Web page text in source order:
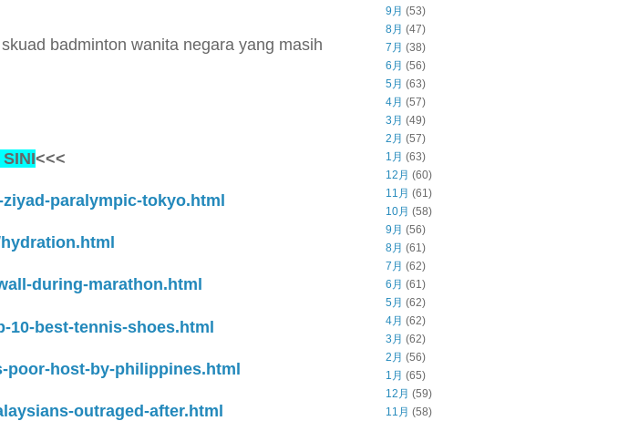
badminton wanita negara yang masih
<<<
paralympic-tokyo.html
during-marathon.html
10-best-tennis-shoes.html
poor-host-by-philippines.html
outraged-after.html
9月 (53)
8月 (47)
7月 (38)
6月 (56)
5月 (63)
4月 (57)
3月 (49)
2月 (57)
1月 (63)
12月 (60)
11月 (61)
10月 (58)
9月 (56)
8月 (61)
7月 (62)
6月 (61)
5月 (62)
4月 (62)
3月 (62)
2月 (56)
1月 (65)
12月 (59)
11月 (58)